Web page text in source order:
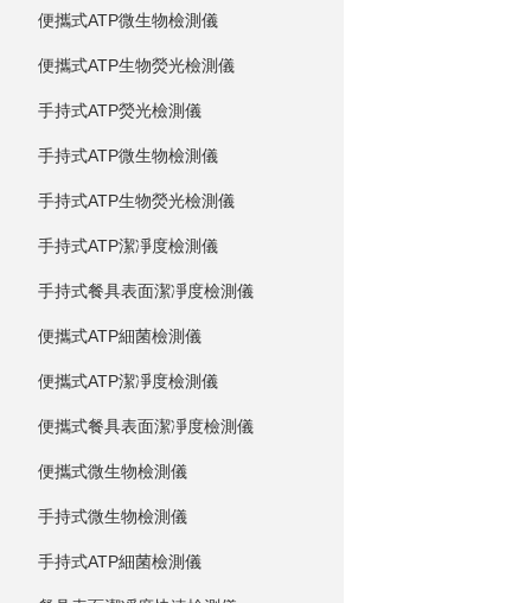
便攜式ATP微生物檢測儀
便攜式ATP生物熒光檢測儀
手持式ATP熒光檢測儀
手持式ATP微生物檢測儀
手持式ATP生物熒光檢測儀
手持式ATP潔凈度檢測儀
手持式餐具表面潔凈度檢測儀
便攜式ATP細菌檢測儀
便攜式ATP潔凈度檢測儀
便攜式餐具表面潔凈度檢測儀
便攜式微生物檢測儀
手持式微生物檢測儀
手持式ATP細菌檢測儀